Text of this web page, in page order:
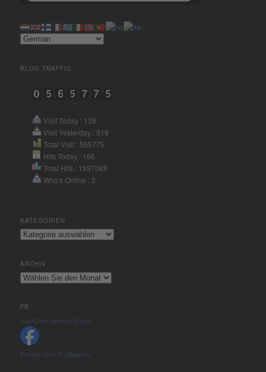
Mehr Informationen
Consent Management Platform
eRecht24
BLOG TRAFFIC
Visit Today : 138
Visit Yesterday : 519
Total Visit : 565775
Hits Today : 166
Total Hits : 1937089
Who's Online : 2
KATEGORIEN
Kategorien
ARCHIV
Archiv
FB
Axel Oder Andrea Schoe
Erstelle dein Profilbanner